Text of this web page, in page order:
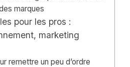
marques
pour les pros :
marketing
remettre un peu d’ordre